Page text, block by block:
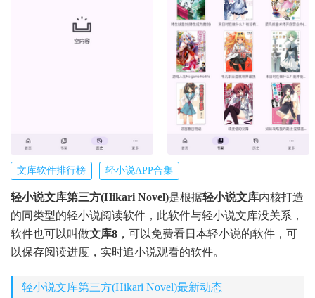
文库软件排行榜 轻小说APP合集
轻小说文库第三方(Hikari Novel)是根据轻小说文库内核打造
的同类型的轻小说阅读软件，此软件与轻小说文库没关系，
软件也可以叫做文库8 ，可以免费看日本轻小说的软件，可
以保存阅读进度，实时追小说观看的软件。
轻小说文库第三方(Hikari Novel)最新动态